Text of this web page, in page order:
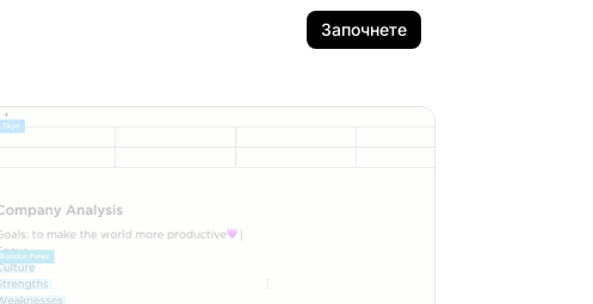
Започнете